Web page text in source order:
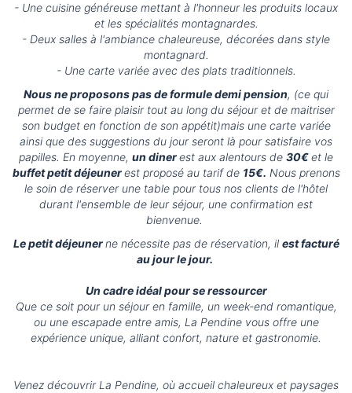
- Une cuisine généreuse mettant à l'honneur les produits locaux
et les spécialités montagnardes.
- Deux salles à l'ambiance chaleureuse, décorées dans style
montagnard.
- Une carte variée avec des plats traditionnels.
Nous ne proposons pas de formule demi pension, (ce qui
permet de se faire plaisir tout au long du séjour et de maitriser
son budget en fonction de son appétit)mais une carte variée
ainsi que des suggestions du jour seront là pour satisfaire vos
papilles. En moyenne, un dinerest aux alentours de 30€et le
buffet petit déjeunerest proposé au tarif de 15€. Nous prenons
le soin de réserver une table pour tous nos clients de l'hôtel
durant l'ensemble de leur séjour, une confirmation est
bienvenue.
Le petit déjeunerne nécessite pas de réservation, il est facturé
au jour le jour.
Un cadre idéal pour se ressourcer
Que ce soit pour un séjour en famille, un week-end romantique,
ou une escapade entre amis, La Pendine vous offre une
expérience unique, alliant confort, nature et gastronomie.
Venez découvrir La Pendine, où accueil chaleureux et paysages